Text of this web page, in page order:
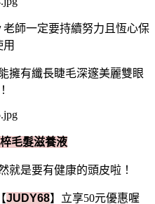
師一定要持續努力且恆心保
用
擁有纖長睫毛深邃美麗雙眼
毛髮滋養液
就是要有健康的頭皮啦！
JUDY68】立享50元優惠喔